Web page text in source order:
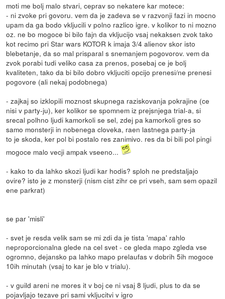
moti me bolj malo stvari, ceprav so nekatere kar motece:
- ni zvoke pri govoru. vem da je zadeva se v razvonji fazi in mocno
upam da ga bodo vkljucili v polno razlico igre. v kolikor to ni mozno
oz. ne bo mogoce bi bilo fajn da vkljucijo vsaj nekaksen zvok tako
kot recimo pri Star wars KOTOR k imaja 3/4 alienov skor isto
blebetanje, da so mal prisparal s snemanjem pogovorov. vem da
zvok porabi tudi veliko casa za prenos, posebaj ce je bolj
kvaliteten, tako da bi bilo dobro vkljuciti opcijo prenesi/ne prenesi
pogovore (ali nekaj podobnega)
- zajkaj so izklopili moznost skupnega raziskovanja pokrajine (ce
nisi v party-ju), ker kolikor se spomnem iz prejsnjega trial-a, si
srecal polhno ljudi kamorkoli se sel, zdej pa kamorkoli gres so
samo monsterji in nobenega cloveka, raen lastnega party-ja
to je skoda, ker pol bi postalo res zanimivo. res da bi bili pol pingi
mogoce malo vecji ampak vseeno...
- kako to da lahko skozi ljudi kar hodis? sploh ne predstaljajo
ovire? isto je z monsterji (nism cist zihr ce pri vseh, sam sem opazil
ene parkrat)
se par 'misli'
- svet je resda velik sam se mi zdi da je tista 'mapa' rahlo
neproporcionalna glede na cel svet - ce gleda mapo zgleda vse
ogromno, dejansko pa lahko mapo prelaufas v dobrih 5ih mogoce
10ih minutah (vsaj to kar je blo v trialu).
- v guild areni ne mores it v boj ce ni vsaj 8 ljudi, plus to da se
pojavljajo tezave pri sami vkljucitvi v igro